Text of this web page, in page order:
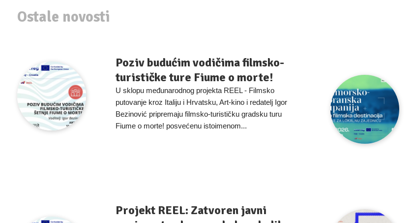
Ostale novosti
Poziv budućim vodičima filmsko-
turističke ture Fiume o morte!
U sklopu međunarodnog projekta REEL - Filmsko
putovanje kroz Italiju i Hrvatsku, Art-kino i redatelj Igor
Bezinović pripremaju filmsko-turističku gradsku turu
Fiume o morte! posvećenu istoimenom...
Projekt REEL: Zatvoren javni